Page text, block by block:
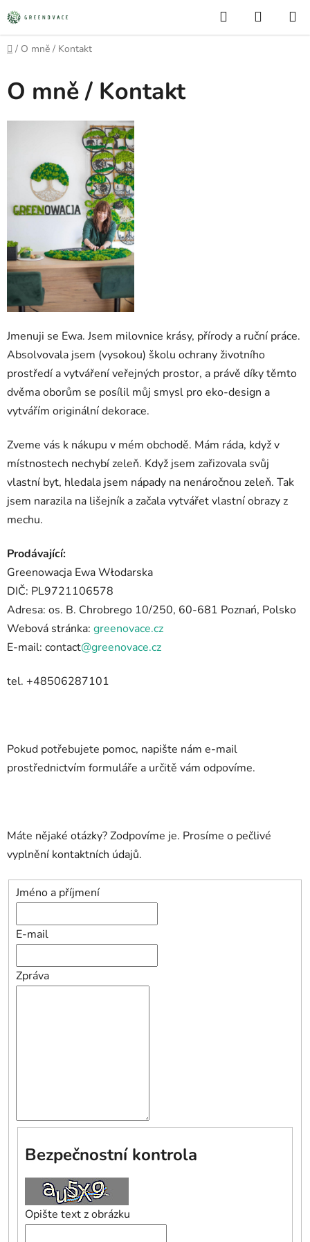
Přejít
na
obsah
Hledat
KOŠÍK
Domů
/ O mně / Kontakt
O mně / Kontakt
Jmenuji se Ewa. Jsem milovnice krásy, přírody a ruční práce.
Absolvovala jsem (vysokou) školu ochrany životního
prostředí a vytváření veřejných prostor, a právě díky těmto
dvěma oborům se posílil můj smysl pro eko-design a
vytvářím originální dekorace.
Zveme vás k nákupu v mém obchodě. Mám ráda, když v
místnostech nechybí zeleň. Když jsem zařizovala svůj
vlastní byt, hledala jsem nápady na nenáročnou zeleň. Tak
jsem narazila na lišejník a začala vytvářet vlastní obrazy z
mechu.
Prodávající:
Greenowacja Ewa Włodarska
DIČ: PL9721106578
Adresa: os. B. Chrobrego 10/250, 60-681 Poznań, Polsko
Webová stránka: greenovace.cz
E-mail: contact@greenovace.cz
tel. +48506287101
Pokud potřebujete pomoc, napište nám e-mail
prostřednictvím formuláře a určitě vám odpovíme.
Máte nějaké otázky? Zodpovíme je. Prosíme o pečlivé
vyplnění kontaktních údajů.
Jméno a příjmení
E-mail
Zpráva
Bezpečnostní kontrola
Opište text z obrázku